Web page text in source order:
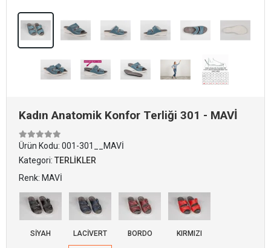
Kadın Anatomik Konfor Terliği 301 - MAVİ
Ürün Kodu: 001-301__MAVİ
Kategori: TERLİKLER
Renk: MAVİ
SİYAH LACİVERT BORDO KIRMIZI